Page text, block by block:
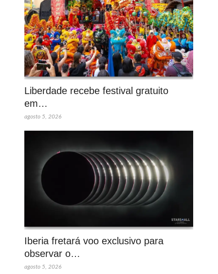
Liberdade recebe festival gratuito
em…
agosto 5, 2026
Iberia fretará voo exclusivo para
observar o…
agosto 5, 2026